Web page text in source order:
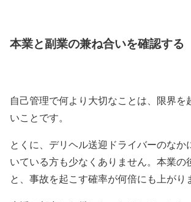
本業と副業の兼ね合いを確認する
自己管理で何より大切なことは、限界を
いことです。
とくに、デリヘル送迎ドライバーのなか
いている方も少なくありません。本業の
と、事故を起こす確率が何倍にも上がり